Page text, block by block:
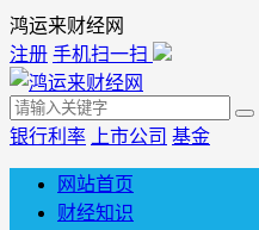
鸿运来财经网
注册 手机扫一扫
银行利率 上市公司 基金
网站首页
财经知识